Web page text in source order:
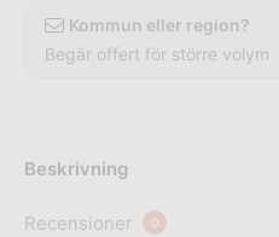
Kommun eller region?
Begär offert för större volym
Beskrivning
Recensioner 0